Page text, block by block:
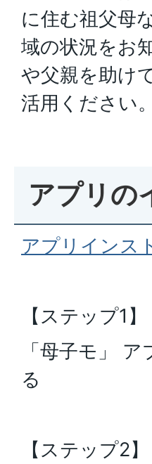
に住む祖父母
域の状況をお
や父親を助け
活用ください。
アプリの
アプリインス
【ステップ1
「母子モ」
る
【ステップ2